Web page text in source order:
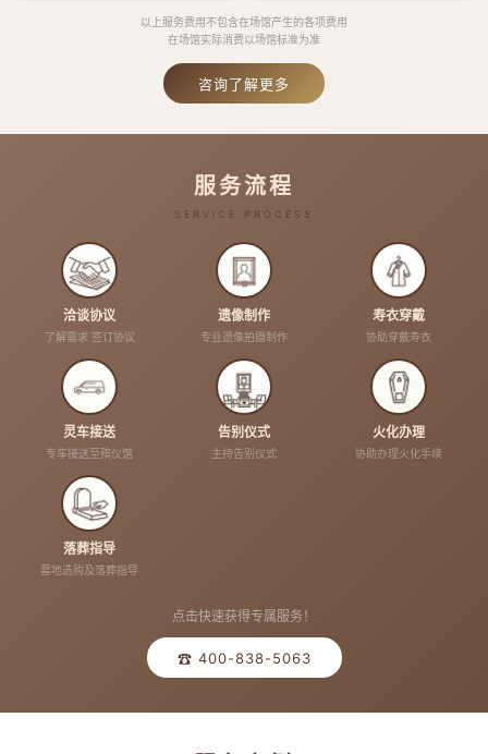
以上服务费用不包含在场馆产生的各项费用
在场馆实际消费以场馆标准为准
咨询了解更多
服务流程
SERVICE PROCESS
洽谈协议
了解需求 签订协议
遗像制作
专业遗像拍摄制作
寿衣穿戴
协助穿戴寿衣
灵车接送
专车接送至殡仪馆
告别仪式
主持告别仪式
火化办理
协助办理火化手续
落葬指导
墓地选购及落葬指导
点击快速获得专属服务！
☎ 400-838-5063